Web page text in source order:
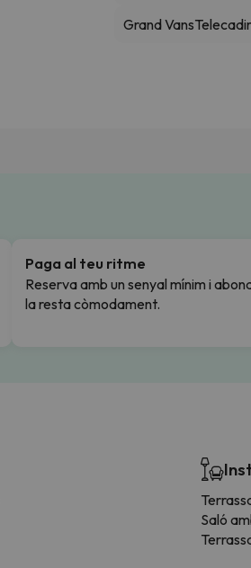
Grand Vans
Paga al teu ritme
Reserva amb un senyal mínim i
la resta còmodament.
Saló